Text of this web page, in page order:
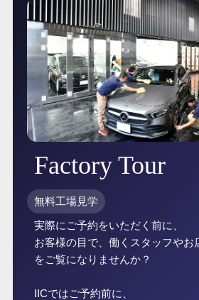
Factory Tour
無料工場見学
実際にご予約をいただく前に、
お客様の目で、働くスタッフやお
をご覧になりませんか？
IICではご予約前に、